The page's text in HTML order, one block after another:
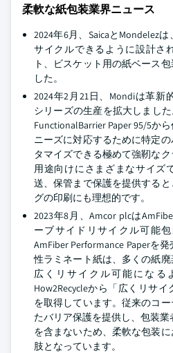
柔軟な紙包装業界ニュース
2024年6月、SaicaとMondelez
サイクルできるように設計さ
ト、ビスケット用の紙ベース
した。
2024年2月21日、Mondiは革新
シリーズの生産を拡大しました
FunctionalBarrier Paper 95/5か
ニーズに対応するために特定
タマイズできる極めて強靭な
用途向けにさまざまなサイズ
送、保管まで保護を提供する
グの印刷にも理想的です。
2023年8月、Amcor plcは
ーブサイドリサイクル可能
AmFiber Performance Paperを
性ラミネート紙は、多くの紙
広くリサイクル可能になる
How2Recycleから「広くリサ
を取得しています。従来のコ
たバリア保護を提供し、包装業
を含まないため、柔軟な包装
肢となっています。